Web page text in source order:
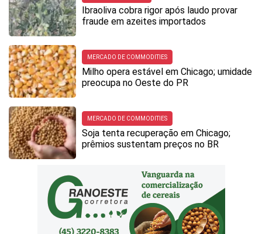
Ibraoliva cobra rigor após laudo provar
fraude em azeites importados
MERCADO DE COMMODITIES
Milho opera estável em Chicago; umidade
preocupa no Oeste do PR
MERCADO DE COMMODITIES
Soja tenta recuperação em Chicago;
prêmios sustentam preços no BR